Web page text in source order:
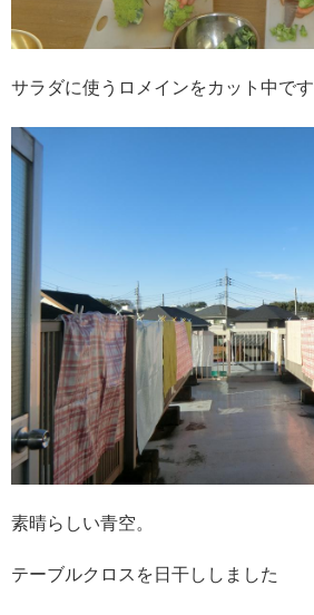
サラダに使うロメインをカット中です
素晴らしい青空。
テーブルクロスを日干ししました